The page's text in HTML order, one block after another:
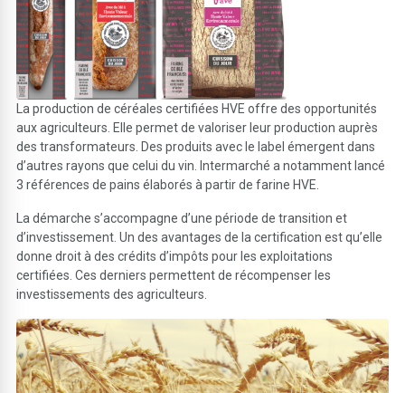
La production de céréales certifiées HVE offre des opportunités
aux agriculteurs. Elle permet de valoriser leur production auprès
des transformateurs. Des produits avec le label émergent dans
d’autres rayons que celui du vin. Intermarché a notamment lancé
3 références de pains élaborés à partir de farine HVE.
La démarche s’accompagne d’une période de transition et
d’investissement. Un des avantages de la certification est qu’elle
donne droit à des crédits d’impôts pour les exploitations
certifiées. Ces derniers permettent de récompenser les
investissements des agriculteurs.